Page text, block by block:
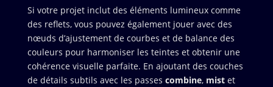
Si votre projet inclut des éléments lumineux comme
des reflets, vous pouvez également jouer avec des
nœuds d’ajustement de courbes et de balance des
couleurs pour harmoniser les teintes et obtenir une
cohérence visuelle parfaite. En ajoutant des couches
de détails subtils avec les passes combine, mistet